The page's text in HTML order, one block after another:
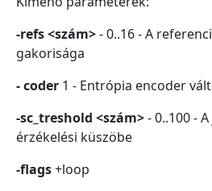
-refs <szám>- 0..16 - A
gakorisága
- coder 1 - Entrópia encoder
-sc_treshold <szám>- 0..100 -
érzékelési küszöbe
-flags+loop